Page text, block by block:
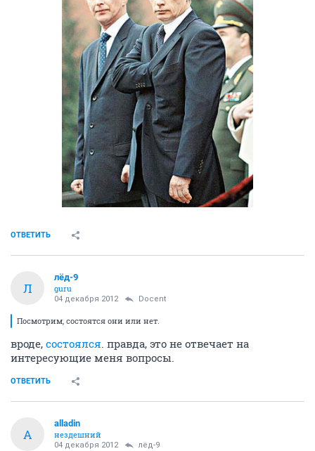
ОТВЕТИТЬ
Л
лёд-9
guru
04 декабря 2012 Docent
Посмотрим, состоятся они или нет.
вроде, состоялся. правда, это не отвечает на
интересующие меня вопросы.
ОТВЕТИТЬ
A
alladin
нездешний
04 декабря 2012 лёд-9